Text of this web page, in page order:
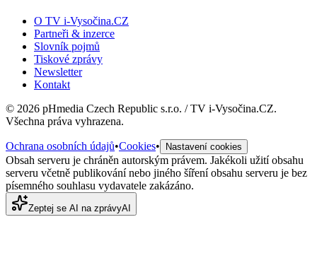
O TV i-Vysočina.CZ
Partneři & inzerce
Slovník pojmů
Tiskové zprávy
Newsletter
Kontakt
© 2026 pHmedia Czech Republic s.r.o. / TV i-Vysočina.CZ.
Všechna práva vyhrazena.
Ochrana osobních údajů•Cookies• Nastavení cookies
Obsah serveru je chráněn autorským právem. Jakékoli užití obsahu
serveru včetně publikování nebo jiného šíření obsahu serveru je bez
písemného souhlasu vydavatele zakázáno.
Zeptej se AI na zprávyAI